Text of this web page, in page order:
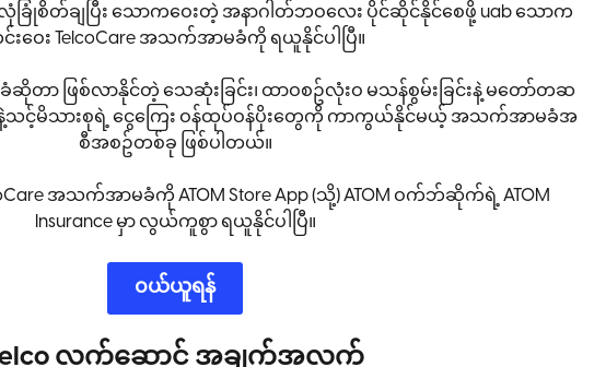
စိတ်ချပြီး သောကဝေးတဲ့ အနာဂါတ်ဘဝလေး ပိုင်ဆိုင်နိုင်စေဖို့ uab သောက
းဝေး TelcoCare အသက်အာမခံကို ရယူနိုင်ပါပြီ။
ာ ဖြစ်လာနိုင်တဲ့ သေဆုံးခြင်း၊ ထာဝစဥ်လုံးဝ မသန်စွမ်းခြင်းနဲ့ မတော်တဆ
နဲ့သင့်မိသားစုရဲ့ ငွေကြေး ဝန်ထုပ်ဝန်ပိုးတွေကို ကာကွယ်နိုင်မယ့် အသက်အာမခံအ
စီအစဥ်တစ်ခု ဖြစ်ပါတယ်။
အသက်အာမခံကို ATOM Store App (သို့) ATOM ဝက်ဘ်ဆိုက်ရဲ့ ATOM
Insurance မှာ လွယ်ကူစွာ ရယူနိုင်ပါပြီ။
၀ယ်ယူရန်
လက်ဆောင် အချက်အလက်